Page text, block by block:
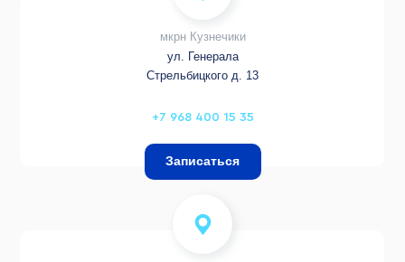
Записаться
мкрн Кузнечики
ул. Генерала
Стрельбицкого д. 13
+7 968 400 15 35